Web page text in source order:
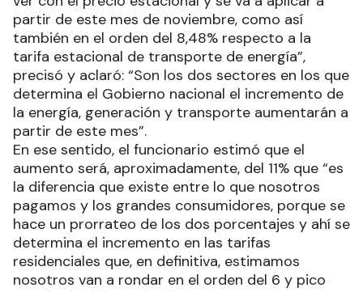
partir de este mes de noviembre, como así
también en el orden del 8,48% respecto a la
tarifa estacional de transporte de energía”,
precisó y aclaró: “Son los dos sectores en los que
determina el Gobierno nacional el incremento de
la energía, generación y transporte aumentarán a
partir de este mes”.
En ese sentido, el funcionario estimó que el
aumento será, aproximadamente, del 11% que “es
la diferencia que existe entre lo que nosotros
pagamos y los grandes consumidores, porque se
hace un prorrateo de los dos porcentajes y ahí se
determina el incremento en las tarifas
residenciales que, en definitiva, estimamos
nosotros van a rondar en el orden del 6 y pico